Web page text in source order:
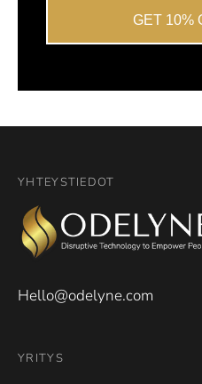
GET 10%
YHTEYSTIEDOT
Hello@odelyne.com
YRITYS